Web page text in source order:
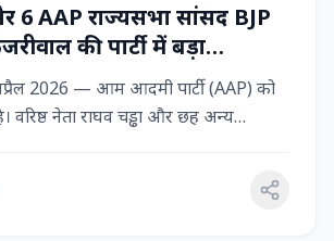
6 AAP राज्‍यसभा सांसद BJP
की पार्टी में बड़ा
2026 — आम आदमी पार्टी (AAP) को
वरिष्ठ नेता राघव चड्ढा और छह अन्य